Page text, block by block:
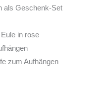
als Geschenk-Set
in rose
zum Aufhängen